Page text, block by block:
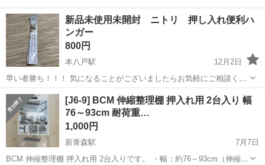
新品未使用未開封 ニトリ 押し入れ便利ハ
ンガー
800円
本八戸駅
12月2日
早い者勝ち！！！ 気になることがございましたらお気軽にご相談くだ
さい。 白銀五丁目ローソンで受取可能な方のみよろしくお願い致しま
す。
青森 八戸市 収納家具 ニトリ
[J6-9] BCM 伸縮整理棚 押入れ用 2台入り 幅
76～93cm 耐荷重…
1,000円
新青森駅
7月7日
BCM 伸縮整理棚 押入れ用 2台入りです。 ・幅：約76～93cm（伸縮